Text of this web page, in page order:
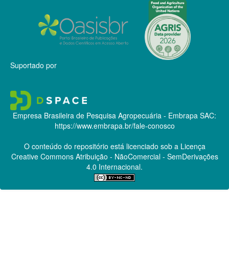
Suportado por
Empresa Brasileira de Pesquisa Agropecuária - Embrapa SAC:
https://www.embrapa.br/fale-conosco
O conteúdo do repositório está licenciado sob a Licença
Creative CommonsAtribuição - NãoComercial - SemDerivações
4.0 Internacional.